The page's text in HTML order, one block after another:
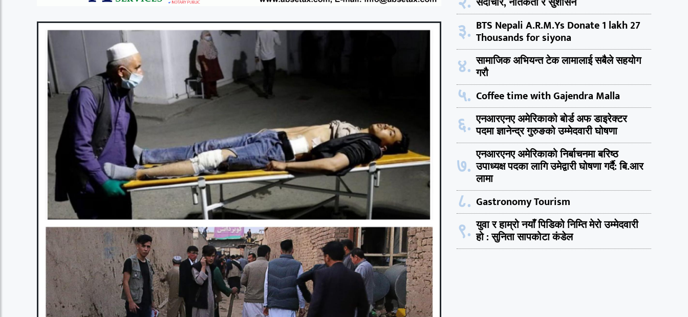
३. BTS Nepali A.R.M.Ys Donate 1 lakh 27
Thousands for siyona
४. सामाजिक अभियन्त टेक लामालाई सबैले सहयोग
गरौ
५. Coffee time with Gajendra Malla
६. एनआरएनए अमेरिकाको बोर्ड अफ डाइरेक्टर
पदमा ज्ञानेन्द्र गुरुङको उम्मेदवारी घोषणा
७. एनआरएनए अमेरिकाको निर्बाचनमा बरिष्ठ
उपाध्यक्ष पदका लागि उमेद्वारी घोषणा गर्दै: बि.आर
लामा
८. Gastronomy Tourism
९. युवा र हाम्रो नयाँ पिडिको निम्ति मेरो उम्मेदवारी
हो : सुनिता सापकोटा कंडेल